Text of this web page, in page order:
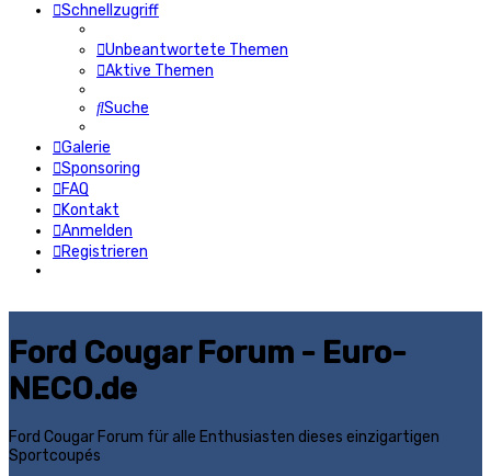
Schnellzugriff
Unbeantwortete Themen
Aktive Themen
Suche
Galerie
Sponsoring
FAQ
Kontakt
Anmelden
Registrieren
Ford Cougar Forum - Euro-
NECO.de
Ford Cougar Forum für alle Enthusiasten dieses einzigartigen
Sportcoupés